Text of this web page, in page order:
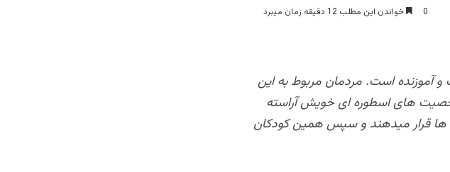
0 خواندن این مطلب 12 دقیقه زمان میبرد
آموزنده است. مردمان مربوط به این
های اسطوره ای خویش آراسته
قرار میدهند و سپس همین کودکان